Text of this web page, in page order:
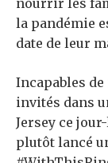
nourrir les
la pandémie
date de leur
Incapables
invités dans
Jersey ce
plutôt lancé